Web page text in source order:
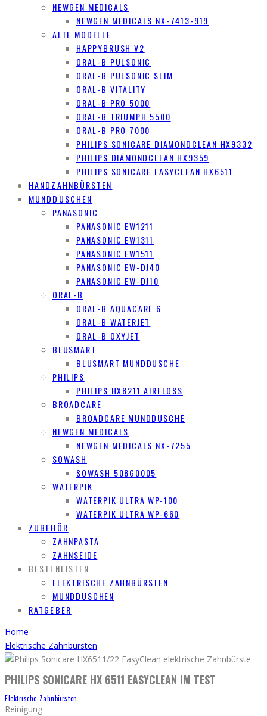
NEWGEN MEDICALS
NEWGEN MEDICALS NX-7413-919
ALTE MODELLE
HAPPYBRUSH V2
ORAL-B PULSONIC
ORAL-B PULSONIC SLIM
ORAL-B VITALITY
ORAL-B PRO 5000
ORAL-B TRIUMPH 5500
ORAL-B PRO 7000
PHILIPS SONICARE DIAMONDCLEAN HX9332
PHILIPS DIAMONDCLEAN HX9359
PHILIPS SONICARE EASYCLEAN HX6511
HANDZAHNBÜRSTEN
MUNDDUSCHEN
PANASONIC
PANASONIC EW1211
PANASONIC EW1311
PANASONIC EW1511
PANASONIC EW-DJ40
PANASONIC EW-DJ10
ORAL-B
ORAL-B AQUACARE 6
ORAL-B WATERJET
ORAL-B OXYJET
BLUSMART
BLUSMART MUNDDUSCHE
PHILIPS
PHILIPS HX8211 AIRFLOSS
BROADCARE
BROADCARE MUNDDUSCHE
NEWGEN MEDICALS
NEWGEN MEDICALS NX-7255
SOWASH
SOWASH 508G0005
WATERPIK
WATERPIK ULTRA WP-100
WATERPIK ULTRA WP-660
ZUBEHÖR
ZAHNPASTA
ZAHNSEIDE
BESTENLISTEN
ELEKTRISCHE ZAHNBÜRSTEN
MUNDDUSCHEN
RATGEBER
Home
Elektrische Zahnbürsten
PHILIPS SONICARE HX 6511 EASYCLEAN IM TEST
Elektrische Zahnbürsten
Reinigung